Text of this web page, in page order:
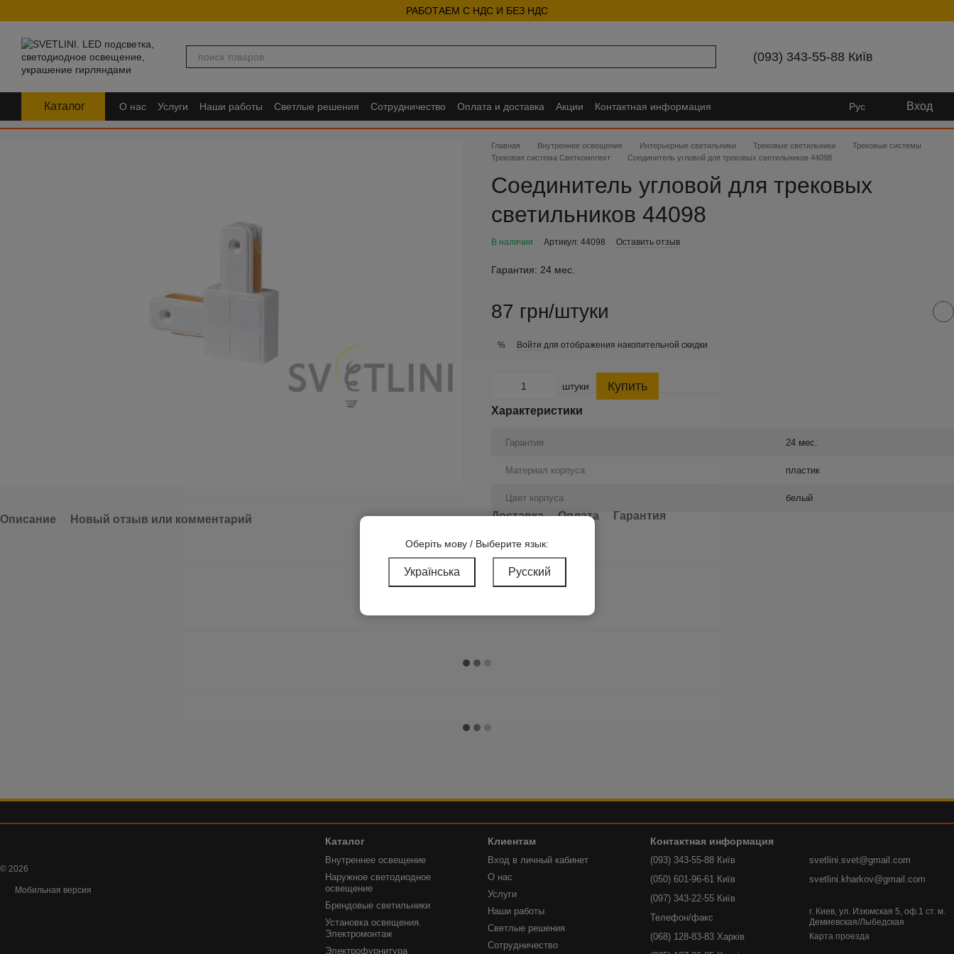
РАБОТАЕМ С НДС И БЕЗ НДС
(093) 343-55-88 Київ
Каталог О нас Услуги Наши работы Светлые решения Сотрудничество Оплата и доставка Акции
Контактная информация
FAQ
Рус Вход
Описание Новый отзыв или комментарий
Главная Внутреннее освещение Интерьерные светильники Трековые светильники
Трековые системы
Трековая система Светкомплект
Соединитель угловой для трековых светильников 44098
Соединитель угловой для трековых
светильников 44098
В наличии Артикул: 44098 Оставить отзыв
Гарантия: 24 мес.
87 грн/штуки
% Войти для отображения накопительной скидки
штуки Купить
Характеристики
Гарантия 24 мес.
Материал корпуса пластик
Цвет корпуса белый
Доставка Оплата Гарантия
© 2026
Мобильная версия
Каталог
Внутреннее освещение
Наружное светодиодное
освещение
Брендовые светильники
Установка освещения.
Электромонтаж
Электрофурнитура
Клиентам
Вход в личный кабинет
О нас
Услуги
Наши работы
Светлые решения
Сотрудничество
Контактная информация
(093) 343-55-88 Київ
(050) 601-96-61 Київ
(097) 343-22-55 Київ
Телефон/факс
(068) 128-83-83 Харків
svetlini.svet@gmail.com
svetlini.kharkov@gmail.com
г. Киев, ул. Изюмская 5, оф.1 ст. м.
Демиевская/Лыбедская
Карта проезда
Оберіть мову / Выберите язык:
Українська Русский